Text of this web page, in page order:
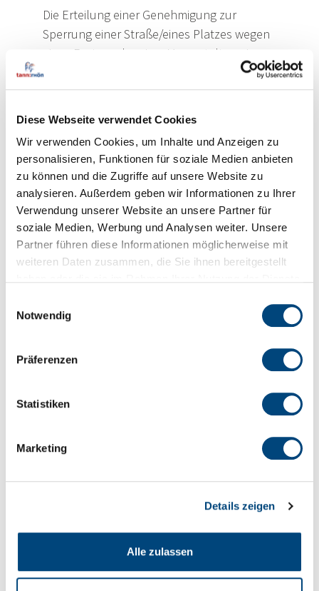
Diese Webseite verwendet Cookies
Wir verwenden Cookies, um Inhalte und Anzeigen zu
personalisieren, Funktionen für soziale Medien anbieten
zu können und die Zugriffe auf unsere Website zu
analysieren. Außerdem geben wir Informationen zu Ihrer
Verwendung unserer Website an unsere Partner für
soziale Medien, Werbung und Analysen weiter. Unsere
Partner führen diese Informationen möglicherweise mit
weiteren Daten zusammen, die Sie ihnen bereitgestellt
Notwendig
Präferenzen
Statistiken
Marketing
Details zeigen
Alle zulassen
Die Erteilung einer Genehmigung zur
Sperrung einer Straße/eines Platzes wegen
eines Festes oder einer Veranstaltung im
öffentlichen Verkehrsraum muss auch in
Zukunft beantragt werden.
Für alle weiteren Veranstalter gilt weiterhin:
Wer aus besonderem Anlass heraus
Getränke und zubereitete Speisen
verkaufen will, unterliegt einer
Anzeigepflicht nach § 6 HGastG.
Die Regelungen zur Sperrzeitverkürzung
gelten auch weiterhin für alle Veranstalter -
ausgenommen sind.
spätestens 4 Wochen vor Beginn der
Bürgerbüro persönlich, per E-Mail an:
unser Homepage in digitaler Form
06682 96 11 15 oder 06682 96 11 16.
Zur Übersicht